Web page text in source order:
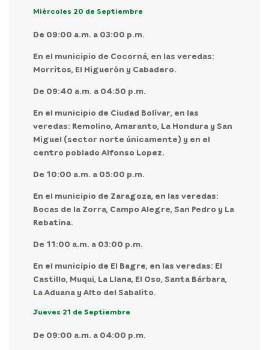
Miércoles 20 de Septiembre
De 09:00 a.m. a 03:00 p.m.
En el municipio de Cocorná, en las veredas:
Morritos, El Higuerón y Cabadero.
De 09:40 a.m. a 04:50 p.m.
En el municipio de Ciudad Bolívar, en las
veredas: Remolino, Amaranto, La Hondura y San
Miguel (sector norte únicamente) y en el
centro poblado Alfonso Lopez.
De 10:00 a.m. a 05:00 p.m.
En el municipio de Zaragoza, en las veredas:
Bocas de la Zorra, Campo Alegre, San Pedro y La
Rebatina.
De 11:00 a.m. a 03:00 p.m.
En el municipio de El Bagre, en las veredas: El
Castillo, Muqui, La Llana, El Oso, Santa Bárbara,
La Aduana y Alto del Sabalito.
Jueves 21 de Septiembre
De 09:00 a.m. a 04:00 p.m.